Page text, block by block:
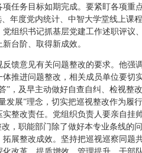
任务目标如期完成。要紧盯各项重
年度党内统计、中智大学堂线上课
组织书记抓基层党建工作述职评议
台阶、取得新成效。
意见有关问题整改的要求。他强
推进问题整改，相关成员单位要切
”，及早主动做好自查自纠、检视整
发展”理念，切实把巡视整改作为履
整改责任。党组织负责人要亲自挂
，职能部门除了做好本专业条线的
展整改成效。坚持把巡视巡察同题